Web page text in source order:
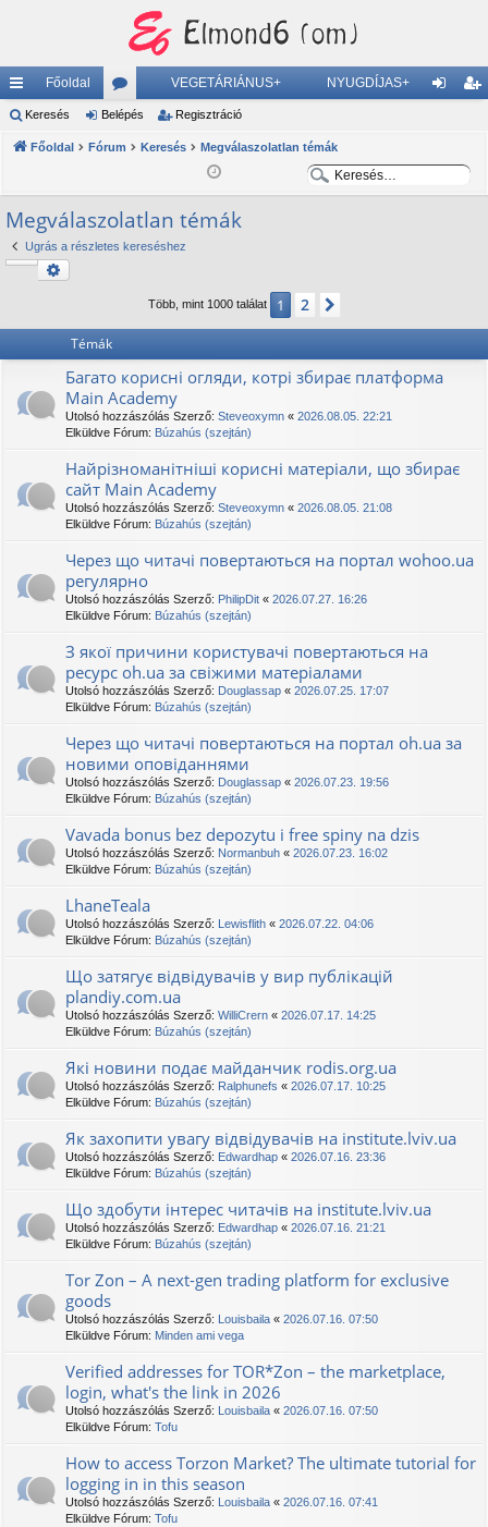
yo
rs
ke
k
Főoldal
ór
u
ok
VEGETÁRIÁNUS+ NYUGDÍJAS+
Keresés Belépés Regisztráció
Főoldal Fórum Keresés
Megválaszolatlan témák
e
é
s
e
Megválaszolatlan témák
Ugrás a részletes kereséshez
Keresés
Részletes keresés
Több, mint 1000 találat 1 2
Témák
Багато корисні огляди, котрі збирає платформа
Main Academy
Utolsó hozzászólás Szerző: Steveoxymn « 2026.08.05. 22:21
Elküldve Fórum: Búzahús (szejtán)
Найрізноманітніші корисні матеріали, що збирає
сайт Main Academy
Utolsó hozzászólás Szerző: Steveoxymn « 2026.08.05. 21:08
Elküldve Fórum: Búzahús (szejtán)
Через що читачі повертаються на портал wohoo.ua
регулярно
Utolsó hozzászólás Szerző: PhilipDit « 2026.07.27. 16:26
Elküldve Fórum: Búzahús (szejtán)
З якої причини користувачі повертаються на
ресурс oh.ua за свіжими матеріалами
Utolsó hozzászólás Szerző: Douglassap « 2026.07.25. 17:07
Elküldve Fórum: Búzahús (szejtán)
Через що читачі повертаються на портал oh.ua за
новими оповіданнями
Utolsó hozzászólás Szerző: Douglassap « 2026.07.23. 19:56
Elküldve Fórum: Búzahús (szejtán)
Vavada bonus bez depozytu i free spiny na dzis
Utolsó hozzászólás Szerző: Normanbuh « 2026.07.23. 16:02
Elküldve Fórum: Búzahús (szejtán)
LhaneTeala
Utolsó hozzászólás Szerző: Lewisflith « 2026.07.22. 04:06
Elküldve Fórum: Búzahús (szejtán)
Що затягує відвідувачів у вир публікацій
plandiy.com.ua
Utolsó hozzászólás Szerző: WilliCrern « 2026.07.17. 14:25
Elküldve Fórum: Búzahús (szejtán)
Які новини подає майданчик rodis.org.ua
Utolsó hozzászólás Szerző: Ralphunefs « 2026.07.17. 10:25
Elküldve Fórum: Búzahús (szejtán)
Як захопити увагу відвідувачів на institute.lviv.ua
Utolsó hozzászólás Szerző: Edwardhap « 2026.07.16. 23:36
Elküldve Fórum: Búzahús (szejtán)
Що здобути інтерес читачів на institute.lviv.ua
Utolsó hozzászólás Szerző: Edwardhap « 2026.07.16. 21:21
Elküldve Fórum: Búzahús (szejtán)
Tor Zon – A next-gen trading platform for exclusive
goods
Utolsó hozzászólás Szerző: Louisbaila « 2026.07.16. 07:50
Elküldve Fórum: Minden ami vega
Verified addresses for TOR*Zon – the marketplace,
login, what's the link in 2026
Utolsó hozzászólás Szerző: Louisbaila « 2026.07.16. 07:50
Elküldve Fórum: Tofu
How to access Torzon Market? The ultimate tutorial for
logging in in this season
Utolsó hozzászólás Szerző: Louisbaila « 2026.07.16. 07:41
Elküldve Fórum: Tofu